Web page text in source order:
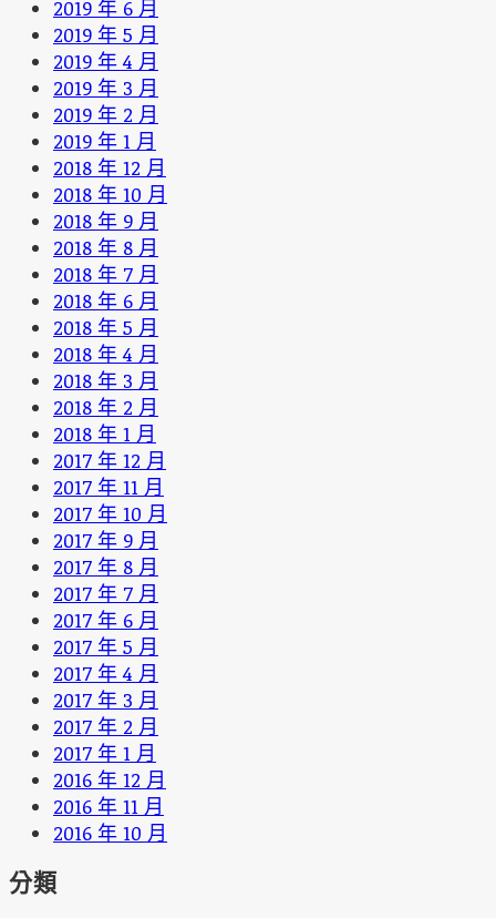
2019 年 6 月
2019 年 5 月
2019 年 4 月
2019 年 3 月
2019 年 2 月
2019 年 1 月
2018 年 12 月
2018 年 10 月
2018 年 9 月
2018 年 8 月
2018 年 7 月
2018 年 6 月
2018 年 5 月
2018 年 4 月
2018 年 3 月
2018 年 2 月
2018 年 1 月
2017 年 12 月
2017 年 11 月
2017 年 10 月
2017 年 9 月
2017 年 8 月
2017 年 7 月
2017 年 6 月
2017 年 5 月
2017 年 4 月
2017 年 3 月
2017 年 2 月
2017 年 1 月
2016 年 12 月
2016 年 11 月
2016 年 10 月
分類